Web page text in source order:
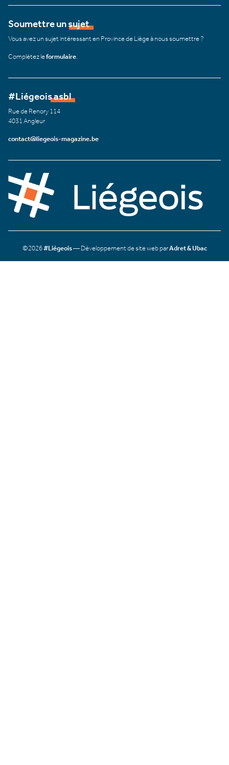
Soumettre un sujet
Vous avez un sujet intéressant en Province de Liège à nous soumettre ?
Complétez leformulaire
#Liégeois asbl
Rue de Renory 114
4031 Angleur
contact@liegeois-magazine.be
©2026#Liégeois— Développement de site web parAdret & Ubac